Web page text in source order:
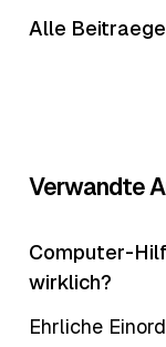
Alle
Verwandte
Computer-
wirklich?
Ehrliche